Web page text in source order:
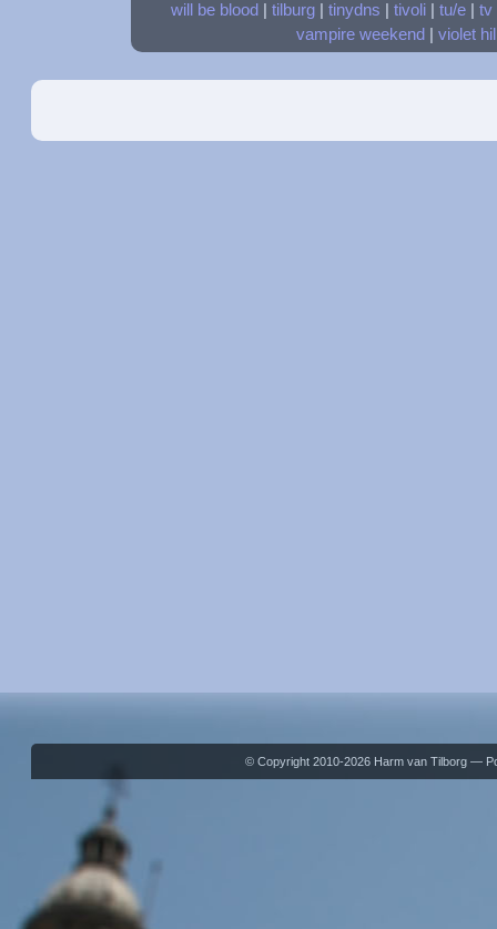
will be blood
tilburg| tinydns tivoli| tu/e| tv
vampire weekend
violet
© Copyright 2010-2026 Harm van Tilborg —